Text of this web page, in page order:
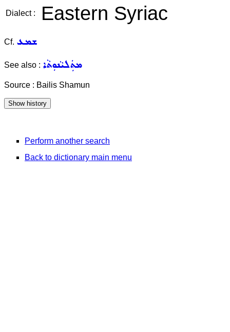
Dialect : Eastern Syriac
Cf. ܫܡܥ
See also : ܡܬܲܠܝܵܢܘܼܬܵܐ
Source : Bailis Shamun
Perform another search
Back to dictionary main menu